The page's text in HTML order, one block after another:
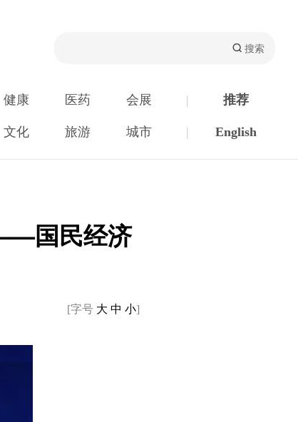
健康 医药 会展 | 推荐
文化 旅游 城市 | English
国民经济
[字号 大 中 小]